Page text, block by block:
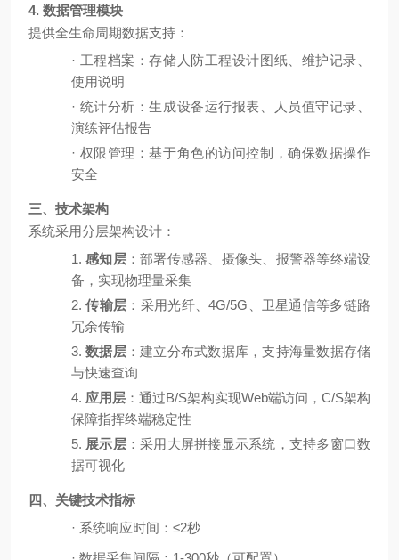
4. 数据管理模块
提供全生命周期数据支持：
· 工程档案：存储人防工程设计图纸、维护记录、
使用说明
· 统计分析：生成设备运行报表、人员值守记录、
演练评估报告
· 权限管理：基于角色的访问控制，确保数据操作
安全
三、技术架构
系统采用分层架构设计：
1.感知层：部署传感器、摄像头、报警器等终端设
备，实现物理量采集
2.传输层 ：采用光纤、4G/5G、卫星通信等多链路
冗余传输
3.数据层：建立分布式数据库，支持海量数据存储
与快速查询
4. 应用层 ：通过B/S架构实现Web端访问，C/S架构
保障指挥终端稳定性
5. 展示层：采用大屏拼接显示系统，支持多窗口数
据可视化
四、关键技术指标
· 系统响应时间： ≤2秒